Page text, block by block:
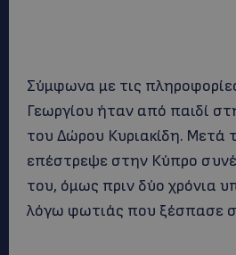
Σύμφωνα με τις
Γεωργίου ήταν από παιδί
του Δώρου Κυριακίδη. Μετά
επέστρεψε στην Κύπρο
του, όμως πριν δύο χρόνια
λόγω φωτιάς που ξέσπασε